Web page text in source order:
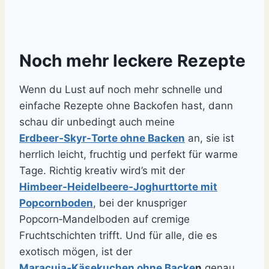
Noch mehr leckere Rezepte
Wenn du Lust auf noch mehr schnelle und
einfache Rezepte ohne Backofen hast, dann
schau dir unbedingt auch meine
Erdbeer‑Skyr‑Torte ohne Backen an, sie ist
herrlich leicht, fruchtig und perfekt für warme
Tage. Richtig kreativ wird’s mit der
Himbeer‑Heidelbeere‑Joghurttorte mit
Popcornboden, bei der knuspriger
Popcorn‑Mandelboden auf cremige
Fruchtschichten trifft. Und für alle, die es
exotisch mögen, ist der